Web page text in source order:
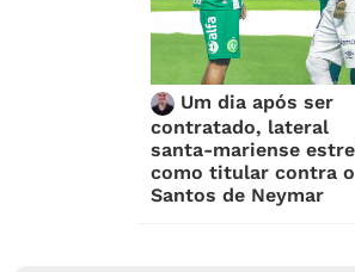
Um dia após ser
contratado, lateral
santa-mariense
como titular contra o
Santos de Neymar